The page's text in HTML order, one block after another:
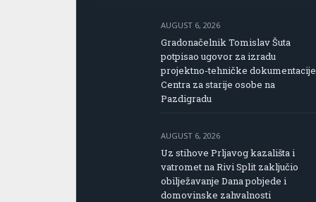
AUGUST 6, 2026
Gradonačelnik Tomislav Šuta
potpisao ugovor za izradu
projektno-tehničke dokumentacije
Centra za starije osobe na
Pazdigradu
AUGUST 6, 2026
Uz stihove Prljavog kazališta i
vatromet na Rivi Split zaključio
obilježavanje Dana pobjede i
domovinske zahvalnosti